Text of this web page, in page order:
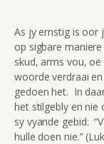
As jy ernstig is oor
op sigbare
skud, arms vou,
woorde verdraai
gedoen het. In
het stilgebly en nie
sy vyande gebid:
hulle doen nie.”